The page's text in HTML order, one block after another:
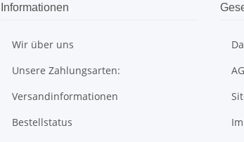
Informationen
Wir über uns
Unsere Zahlungsarten:
Versandinformationen
Bestellstatus